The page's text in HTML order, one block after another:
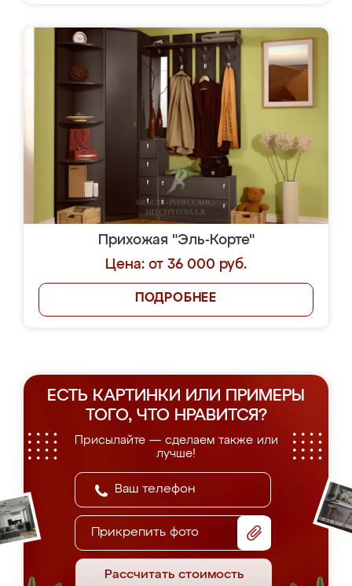
Прихожая "Эль-Корте"
Цена: от 36 000 руб.
ПОДРОБНЕЕ
ЕСТЬ КАРТИНКИ ИЛИ ПРИМЕРЫ
ТОГО, ЧТО НРАВИТСЯ?
Присылайте — сделаем также или
лучше!
Прикрепить фото
Рассчитать стоимость